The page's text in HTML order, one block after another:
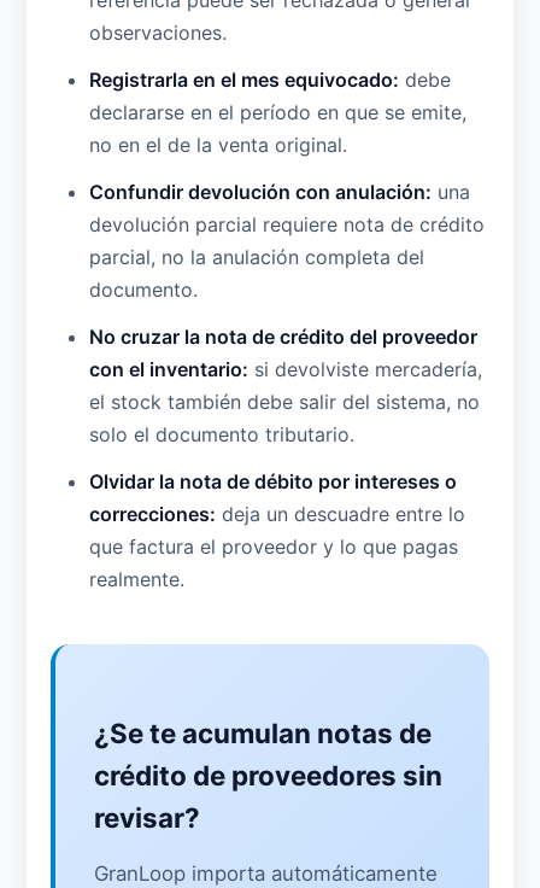
observaciones.
Registrarla en el mes equivocado: debe
declararse en el período en que se emite,
no en el de la venta original.
Confundir devolución con anulación: una
devolución parcial requiere nota de crédito
parcial, no la anulación completa del
documento.
No cruzar la nota de crédito del proveedor
con el inventario: si devolviste mercadería,
el stock también debe salir del sistema, no
solo el documento tributario.
Olvidar la nota de débito por intereses o
correcciones: deja un descuadre entre lo
que factura el proveedor y lo que pagas
realmente.
¿Se te acumulan notas de
crédito de proveedores sin
revisar?
GranLoop importa automáticamente